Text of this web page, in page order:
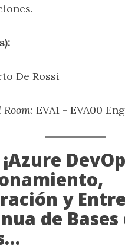
De Rossi
: EVA1 - EVA00
y
de Bases